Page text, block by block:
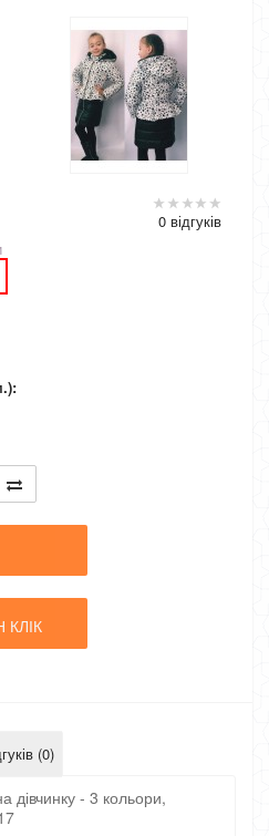
0 відгуків
(0)
дівчинку - 3 кольори,